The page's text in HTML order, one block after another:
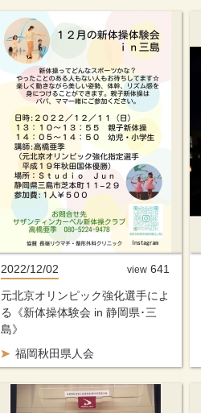
2022/12/02
福岡秋田県人会
元北京オリンピック強化選手によ
る《新体操体験会 in 静岡県･三
島》
view 641